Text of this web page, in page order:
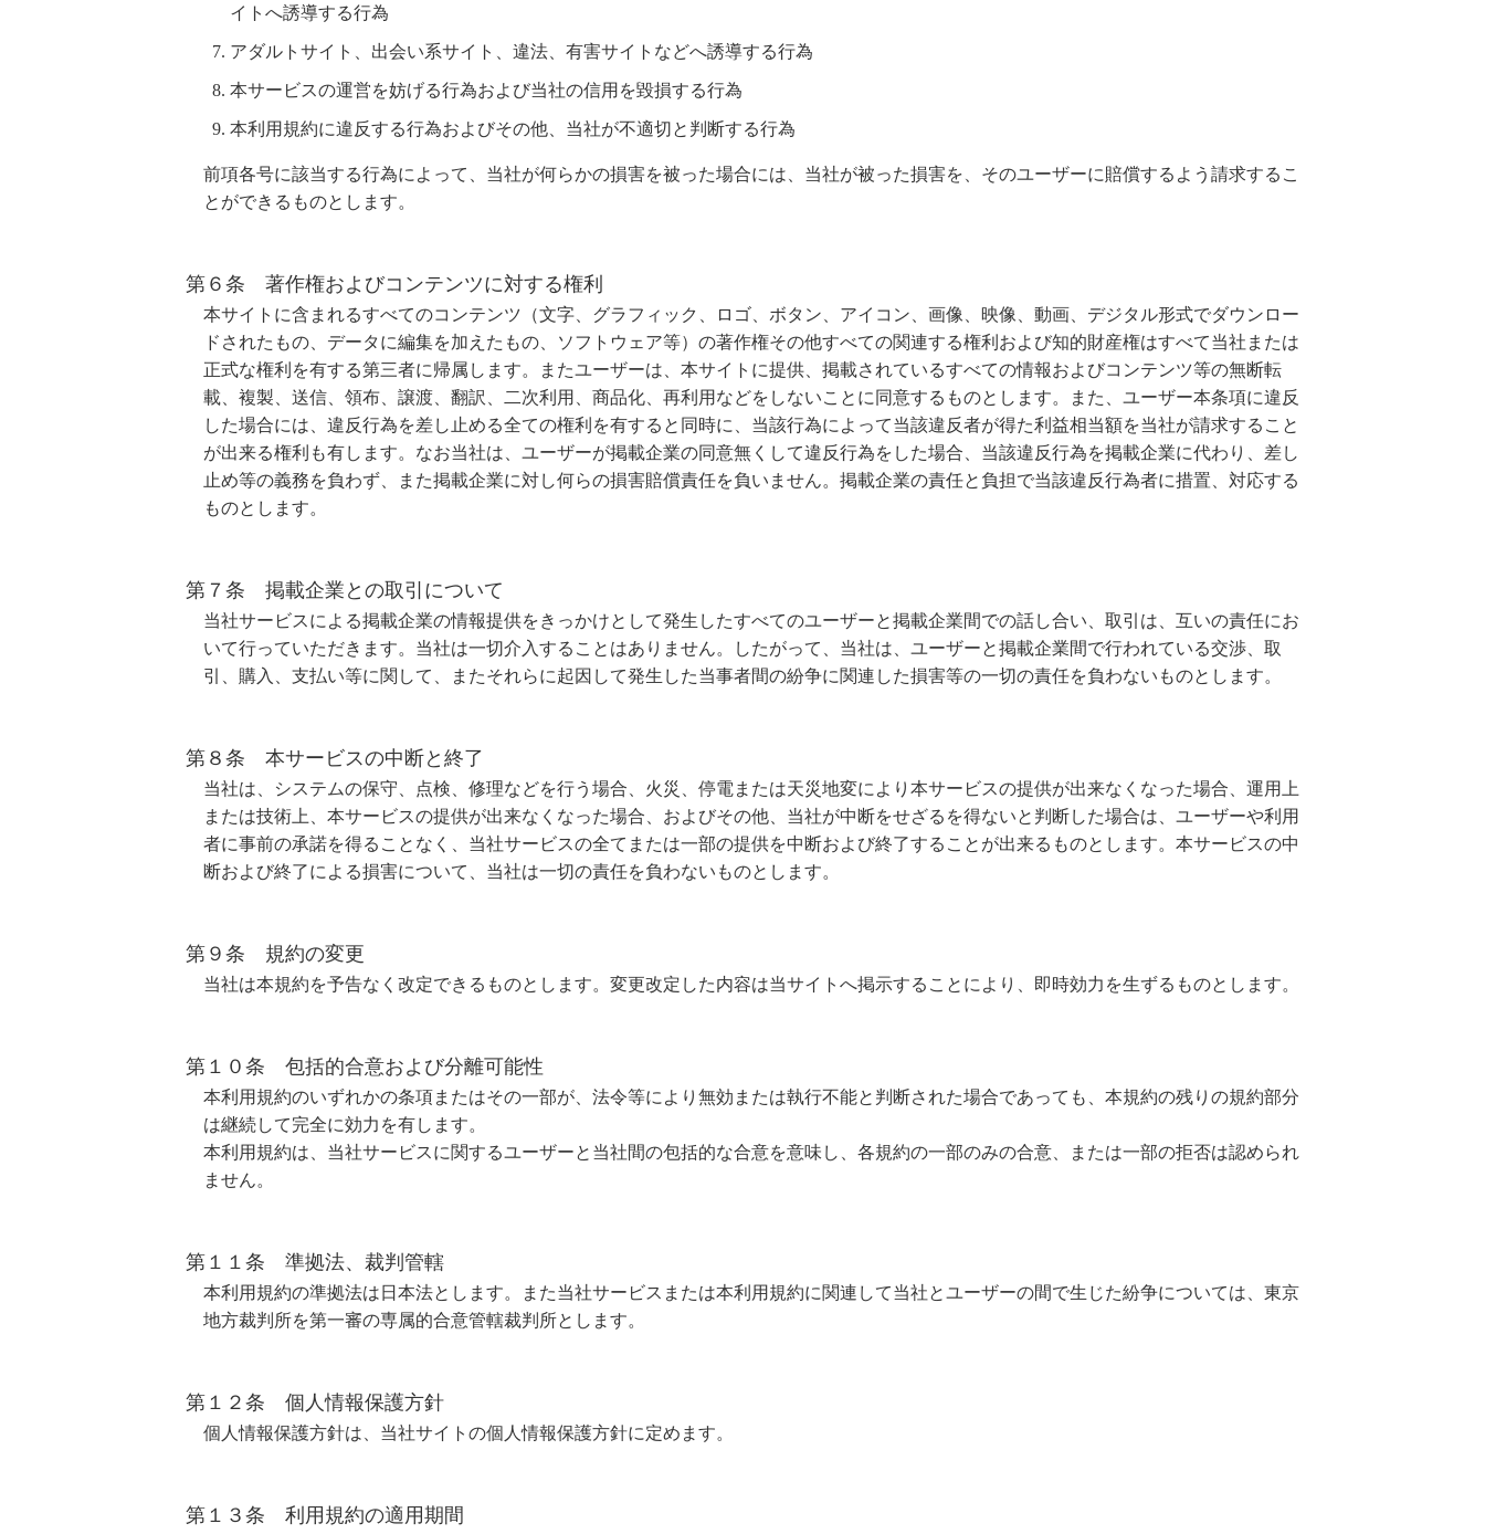
イトへ誘導する行為
アダルトサイト、出会い系サイト、違法、有害サイトなどへ誘導する行為
本サービスの運営を妨げる行為および当社の信用を毀損する行為
本利用規約に違反する行為およびその他、当社が不適切と判断する行為
前項各号に該当する行為によって、当社が何らかの損害を被った場合には、当社が被った損害を、そのユーザーに賠償するよう請求するこ
とができるものとします。
第６条 著作権およびコンテンツに対する権利
本サイトに含まれるすべてのコンテンツ（文字、グラフィック、ロゴ、ボタン、アイコン、画像、映像、動画、デジタル形式でダウンロー
ドされたもの、データに編集を加えたもの、ソフトウェア等）の著作権その他すべての関連する権利および知的財産権はすべて当社または
正式な権利を有する第三者に帰属します。またユーザーは、本サイトに提供、掲載されているすべての情報およびコンテンツ等の無断転
載、複製、送信、領布、譲渡、翻訳、二次利用、商品化、再利用などをしないことに同意するものとします。また、ユーザー本条項に違反
した場合には、違反行為を差し止める全ての権利を有すると同時に、当該行為によって当該違反者が得た利益相当額を当社が請求すること
が出来る権利も有します。なお当社は、ユーザーが掲載企業の同意無くして違反行為をした場合、当該違反行為を掲載企業に代わり、差し
止め等の義務を負わず、また掲載企業に対し何らの損害賠償責任を負いません。掲載企業の責任と負担で当該違反行為者に措置、対応する
ものとします。
第７条 掲載企業との取引について
当社サービスによる掲載企業の情報提供をきっかけとして発生したすべてのユーザーと掲載企業間での話し合い、取引は、互いの責任にお
いて行っていただきます。当社は一切介入することはありません。したがって、当社は、ユーザーと掲載企業間で行われている交渉、取
引、購入、支払い等に関して、またそれらに起因して発生した当事者間の紛争に関連した損害等の一切の責任を負わないものとします。
第８条 本サービスの中断と終了
当社は、システムの保守、点検、修理などを行う場合、火災、停電または天災地変により本サービスの提供が出来なくなった場合、運用上
または技術上、本サービスの提供が出来なくなった場合、およびその他、当社が中断をせざるを得ないと判断した場合は、ユーザーや利用
者に事前の承諾を得ることなく、当社サービスの全てまたは一部の提供を中断および終了することが出来るものとします。本サービスの中
断および終了による損害について、当社は一切の責任を負わないものとします。
第９条 規約の変更
当社は本規約を予告なく改定できるものとします。変更改定した内容は当サイトへ掲示することにより、即時効力を生ずるものとします。
第１０条 包括的合意および分離可能性
本利用規約のいずれかの条項またはその一部が、法令等により無効または執行不能と判断された場合であっても、本規約の残りの規約部分
は継続して完全に効力を有します。
本利用規約は、当社サービスに関するユーザーと当社間の包括的な合意を意味し、各規約の一部のみの合意、または一部の拒否は認められ
ません。
第１１条 準拠法、裁判管轄
本利用規約の準拠法は日本法とします。また当社サービスまたは本利用規約に関連して当社とユーザーの間で生じた紛争については、東京
地方裁判所を第一審の専属的合意管轄裁判所とします。
第１２条 個人情報保護方針
個人情報保護方針は、当社サイトの個人情報保護方針に定めます。
第１３条 利用規約の適用期間